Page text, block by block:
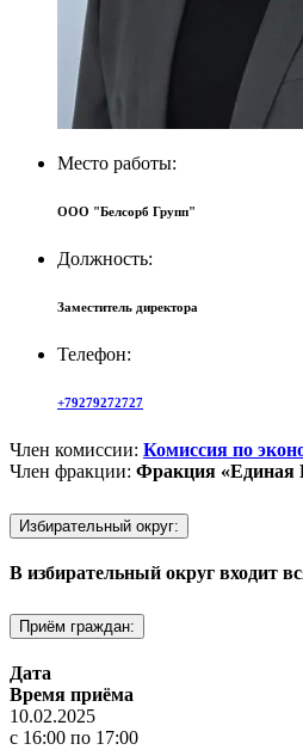
Место работы:
ООО "Белсорб Групп"
Должность:
Заместитель директора
Телефон:
+79279272727
Член комиссии: Комиссия по
Член фракции: Фракция «Единая
Избирательный округ:
В избирательный округ входит
Приём граждан:
Дата
Время приёма
10.02.2025
с 16:00 по 17:00